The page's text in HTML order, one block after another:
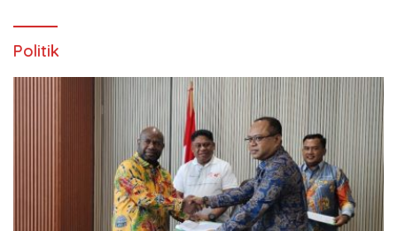
Politik